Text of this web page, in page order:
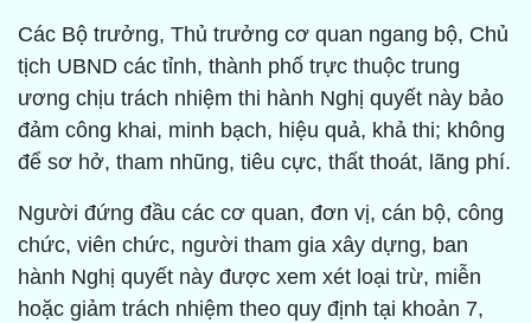
Các Bộ trưởng, Thủ trưởng cơ quan ngang bộ, Chủ
tịch UBND các tỉnh, thành phố trực thuộc trung
ương chịu trách nhiệm thi hành Nghị quyết này bảo
đảm công khai, minh bạch, hiệu quả, khả thi; không
để sơ hở, tham nhũng, tiêu cực, thất thoát, lãng phí.
Người đứng đầu các cơ quan, đơn vị, cán bộ, công
chức, viên chức, người tham gia xây dựng, ban
hành Nghị quyết này được xem xét loại trừ, miễn
hoặc giảm trách nhiệm theo quy định tại khoản 7,